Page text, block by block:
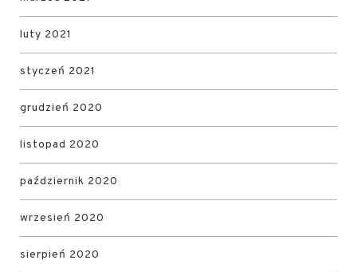
luty 2021
styczeń 2021
grudzień 2020
listopad 2020
październik 2020
wrzesień 2020
sierpień 2020